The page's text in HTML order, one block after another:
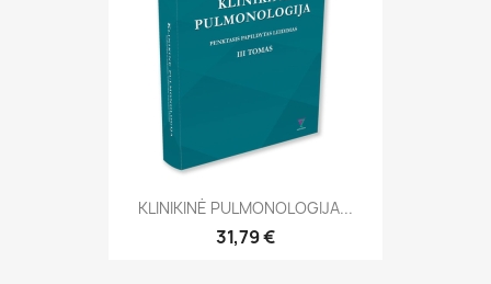
KLINIKINĖ PULMONOLOGIJA...
31,79 €